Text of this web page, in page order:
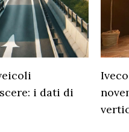
i dati di